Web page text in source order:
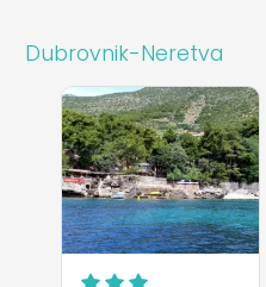
Dubrovnik-Neretva